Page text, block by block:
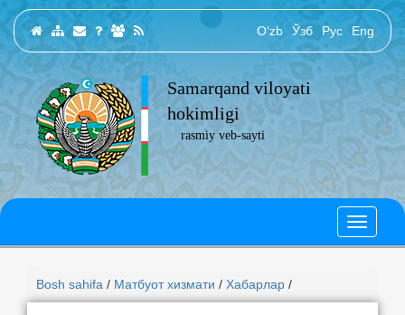
O‘zb Ўзб Рус Eng
Samarqand viloyati
hokimligi
rasmiy veb-sayti
Bosh sahifa / Матбуот хизмати / Хабарлар /